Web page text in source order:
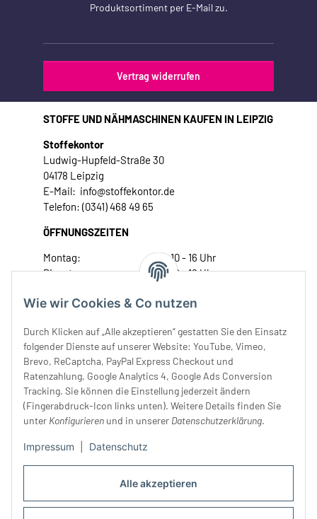
Alle akzeptieren
Wie wir Cookies & Co nutzen
Durch Klicken auf „Alle akzeptieren“ gestatten Sie den Einsatz
folgender Dienste auf unserer Website: YouTube, Vimeo,
Brevo, ReCaptcha, PayPal Express Checkout und
Ratenzahlung, Google Analytics 4, Google Ads Conversion
Tracking. Sie können die Einstellung jederzeit ändern
(Fingerabdruck-Icon links unten). Weitere Details finden Sie
unter Konfigurieren und in unserer Datenschutzerklärung.
Impressum Datenschutz
Produktsortiment per E-Mail zu.
Vertrag widerrufen
STOFFE UND NÄHMASCHINEN KAUFEN IN LEIPZIG
Stoffekontor
Ludwig-Hupfeld-Straße 30
04178 Leipzig
E-Mail: info@stoffekontor.de
Telefon: (0341) 468 49 65
ÖFFNUNGSZEITEN
Montag:
10 - 16 Uhr
Dienstag:
10 - 16 Uhr
Donnerstag:
10 - 18 Uhr
Samstag:
10 - 14 Uhr
Unser Service
Rechtliches